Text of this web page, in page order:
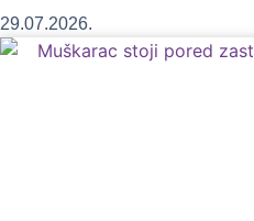
29.07.2026.